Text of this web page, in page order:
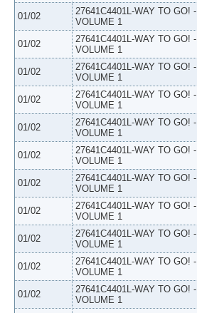
01/02
27641C4401L-WAY TO GO! -
VOLUME 1
01/02
27641C4401L-WAY TO GO! -
VOLUME 1
01/02
27641C4401L-WAY TO GO! -
VOLUME 1
01/02
27641C4401L-WAY TO GO! -
VOLUME 1
01/02
27641C4401L-WAY TO GO! -
VOLUME 1
01/02
27641C4401L-WAY TO GO! -
VOLUME 1
01/02
27641C4401L-WAY TO GO! -
VOLUME 1
01/02
27641C4401L-WAY TO GO! -
VOLUME 1
01/02
27641C4401L-WAY TO GO! -
VOLUME 1
01/02
27641C4401L-WAY TO GO! -
VOLUME 1
01/02
27641C4401L-WAY TO GO! -
VOLUME 1